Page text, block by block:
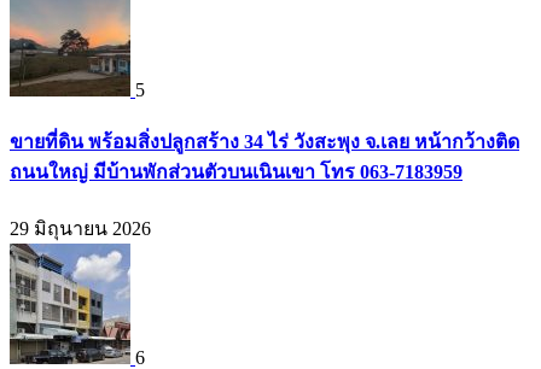
5
ขายที่ดิน พร้อมสิ่งปลูกสร้าง 34 ไร่ วังสะพุง จ.เลย หน้ากว้างติด
ถนนใหญ่ มีบ้านพักส่วนตัวบนเนินเขา โทร 063-7183959
29 มิถุนายน 2026
6